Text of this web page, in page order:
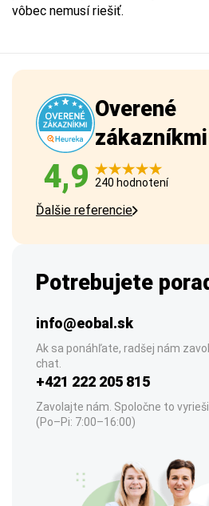
vôbec nemusí riešiť.
Overené
zákazníkmi
4,9 240 hodnotení
Ďalšie referencie
Potrebujete
info@eobal.sk
Ak sa ponáhľate, radšej nám
chat.
+421 222 205 815
Zavolajte nám. Spoločne to
(Po–Pi: 7:00–16:00)